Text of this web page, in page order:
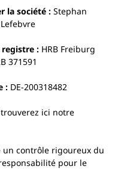
la société : Stephan
registre : HRB Freiburg
371591
: DE-200318482
ici notre
un contrôle rigoureux du
pour le